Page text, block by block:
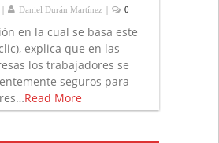
| Daniel Durán Martínez | 0
en la cual se basa este
explica que en las
los trabajadores se
seguros para
Read More